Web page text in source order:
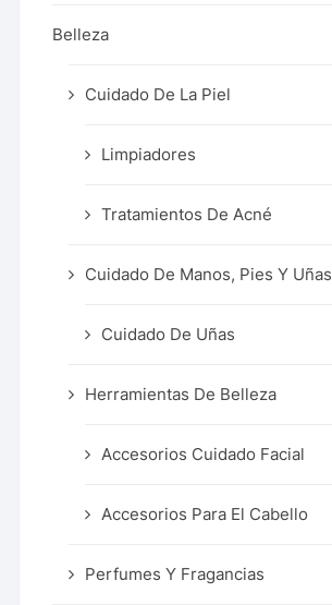
Belleza
Cuidado De La Piel
Limpiadores
Tratamientos De Acné
Cuidado De Manos, Pies Y Uñas
Cuidado De Uñas
Herramientas De Belleza
Accesorios Cuidado Facial
Accesorios Para El Cabello
Perfumes Y Fragancias